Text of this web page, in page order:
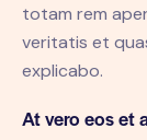
totam rem
veritatis et
explicabo.
At vero eos et